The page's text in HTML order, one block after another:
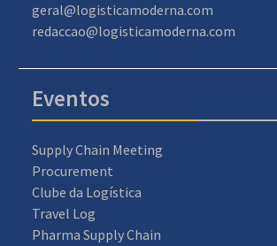
geral@logisticamoderna.com
redaccao@logisticamoderna.com
Eventos
Supply Chain Meeting
Procurement
Clube da Logística
Travel Log
Pharma Supply Chain